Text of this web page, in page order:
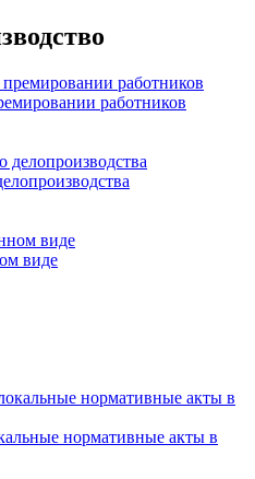
работников
виде
нормативные акты в